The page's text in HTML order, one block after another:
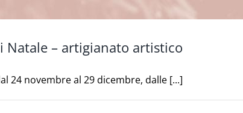
Natale – artigianato artistico
24 novembre al 29 dicembre, dalle [...]